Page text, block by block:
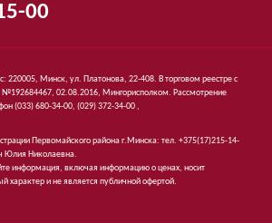
00
Минск, ул. Платонова, 22-408. В торговом реестре с
№192684467, 02.08.2016, Мингорисполком. Рассмотрение
(033)680-34-00, (029)372-34-00 ,
Первомайского района г.Минска: тел. +375(17)215-14-
Юлия Николаевна.
информация, включая информацию о ценах, носит
характер и не является публичной офертой.